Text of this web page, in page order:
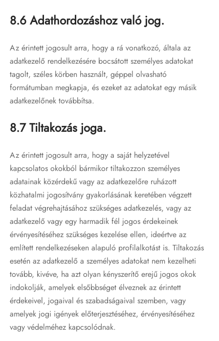
8.6 Adathordozáshoz való jog.
Az érintett jogosult arra, hogy a rá vonatkozó, általa az
adatkezelő rendelkezésére bocsátott személyes adatokat
tagolt, széles körben használt, géppel olvasható
formátumban megkapja, és ezeket az adatokat egy másik
adatkezelőnek továbbítsa.
8.7 Tiltakozás joga.
Az érintett jogosult arra, hogy a saját helyzetével
kapcsolatos okokból bármikor tiltakozzon személyes
adatainak közérdekű vagy az adatkezelőre ruházott
közhatalmi jogosítvány gyakorlásának keretében végzett
feladat végrehajtásához szükséges adatkezelés, vagy az
adatkezelő vagy egy harmadik fél jogos érdekeinek
érvényesítéséhez szükséges kezelése ellen, ideértve az
említett rendelkezéseken alapuló profilalkotást is. Tiltakozás
esetén az adatkezelő a személyes adatokat nem kezelheti
tovább, kivéve, ha azt olyan kényszerítő erejű jogos okok
indokolják, amelyek elsőbbséget élveznek az érintett
érdekeivel, jogaival és szabadságaival szemben, vagy
amelyek jogi igények előterjesztéséhez, érvényesítéséhez
vagy védelméhez kapcsolódnak.